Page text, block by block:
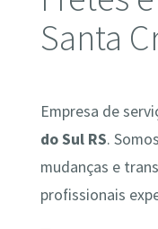
Santa
Empresa de
do Sul RS.
mudanças e
profissionais